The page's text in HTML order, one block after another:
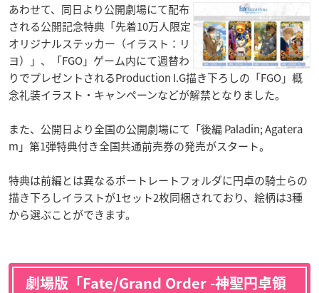
あわせて、同日より公開劇場にて配布
される公開記念特典「先着10万人限定
オリジナルステッカー（イラスト：リ
ヨ）」、「FGO」ゲーム内にて週替わ
りでプレゼントされるProduction I.G描き下ろしの「FGO」概
念礼装イラスト・キャンペーンなどが解禁となりました。
​また、公開日より全国の公開劇場にて「後編 Paladin; Agatera
m」第1弾特典付き全国共通前売券の発売がスタート。
特典は前編とは異なるポートレートフォルダに円卓の騎士らの
描き下ろしイラストが1セット2枚同梱されており、絵柄は3種
から選ぶことができます。
劇場版「Fate/Grand Order -神聖円卓領